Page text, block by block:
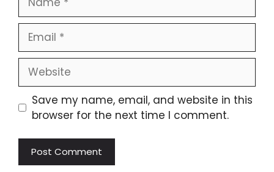
Email
Website
Save my name, email, and website in this
browser for the next time I comment.